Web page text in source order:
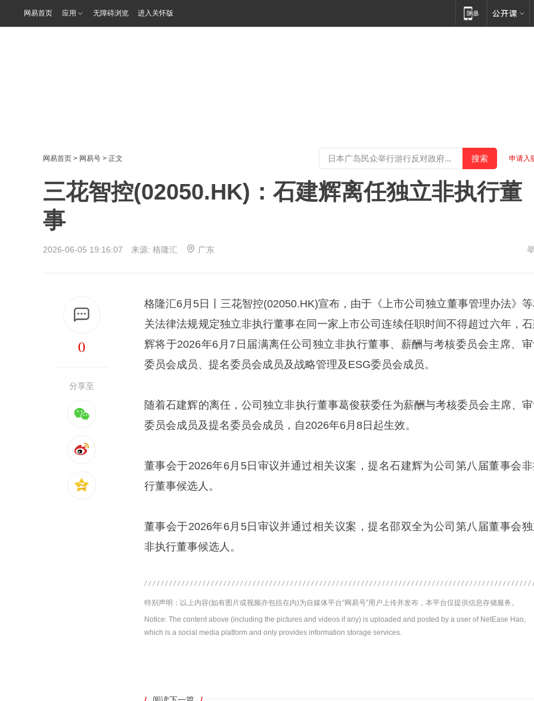
网易首页 应用 无障碍浏览 进入关怀版
网易首页 > 网易号 > 正文 申请入
三花智控(02050.HK)：石建辉离任独立非执行董
事
2026-06-05 19:16:07 来源: 格隆汇 广东
0
分享至
格隆汇6月5日丨三花智控(02050.HK)宣布，由于《上市公司独立董事管理办法》
关法律法规规定独立非执行董事在同一家上市公司连续任职时间不得超过六年，
辉将于2026年6月7日届满离任公司独立非执行董事、薪酬与考核委员会主席、
委员会成员、提名委员会成员及战略管理及ESG委员会成员。
随着石建辉的离任，公司独立非执行董事葛俊获委任为薪酬与考核委员会主席、
委员会成员及提名委员会成员，自2026年6月8日起生效。
董事会于2026年6月5日审议并通过相关议案，提名石建辉为公司第八届董事会
行董事候选人。
董事会于2026年6月5日审议并通过相关议案，提名邵双全为公司第八届董事会
非执行董事候选人。
特别声明：以上内容(如有图片或视频亦包括在内)为自媒体平台“网易号”用户上传并发布，本平台仅提供信息存储服务。
Notice: The content above (including the pictures and videos if any) is uploaded and posted by a user of NetEase Hao,
which is a social media platform and only provides information storage services.